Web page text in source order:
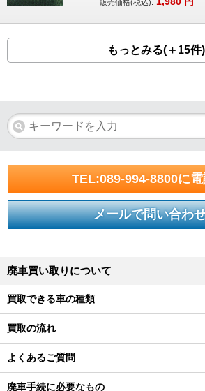
販売価格(税込):
もっとみる(＋15件)
TEL:089-994-8800に
メールで問い合わ
廃車買い取りについて
買取できる車の種類
買取の流れ
よくあるご質問
廃車手続に必要なもの